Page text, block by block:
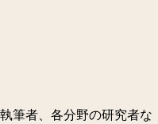
筆者、各分野の研究者な